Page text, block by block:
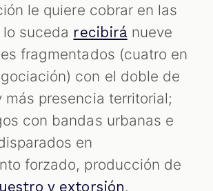
le quiere cobrar en las
suceda recibiránueve
fragmentados (cuatro en
con el doble de
más presencia territorial;
con bandas urbanas e
en
forzado, producción de
y extorsión.